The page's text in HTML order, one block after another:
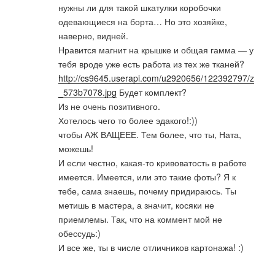
нужны ли для такой шкатулки коробочки
одевающиеся на борта… Но это хозяйке,
наверно, видней.
Нравится магнит на крышке и общая гамма — у
тебя вроде уже есть работа из тех же тканей?
http://cs9645.userapi.com/u2920656/122392797/z
_573b7078.jpg Будет комплект?
Из не очень позитивного.
Хотелось чего то более эдакого!:))
чтобы АЖ ВАЩЕЕЕ. Тем более, что ты, Ната,
можешь!
И если честно, какая-то кривоватость в работе
имеется. Имеется, или это такие фоты? Я к
тебе, сама знаешь, почему придираюсь. Ты
метишь в мастера, а значит, косяки не
приемлемы. Так, что на коммент мой не
обессудь:)
И все же, ты в числе отличников картонажа! :)